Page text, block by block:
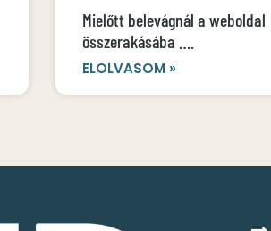
Mielőtt belevágnál a weboldal
összerakásába ….
ELOLVASOM »